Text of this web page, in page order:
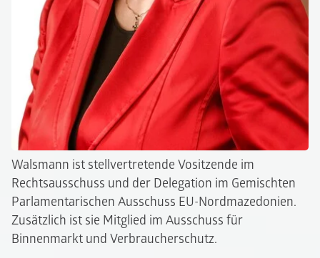
Walsmann ist stellvertretende Vositzende im
Rechtsausschuss und der Delegation im Gemischten
Parlamentarischen Ausschuss EU-Nordmazedonien.
Zusätzlich ist sie Mitglied im Ausschuss für
Binnenmarkt und Verbraucherschutz.